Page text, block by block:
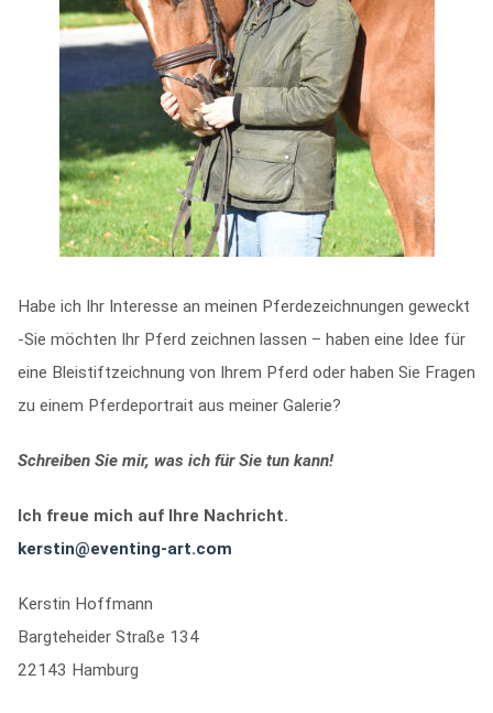
Habe ich Ihr Interesse an meinen Pferdezeichnungen geweckt
-Sie möchten Ihr Pferd zeichnen lassen – haben eine Idee für
eine Bleistiftzeichnung von Ihrem Pferd oder haben Sie Fragen
zu einem Pferdeportrait aus meiner Galerie?
Schreiben Sie mir, was ich für Sie tun kann!
Ich freue mich auf Ihre Nachricht.
kerstin@eventing-art.com
Kerstin Hoffmann
Bargteheider Straße 134
22143 Hamburg